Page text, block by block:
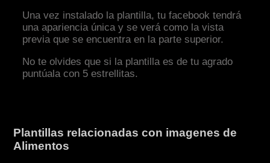
Una vez instalado la plantilla, tu facebook tendrá
una apariencia única y se verá como la vista
previa que se encuentra en la parte superior.
No te olvides que si la plantilla es de tu agrado
puntúala con 5 estrellitas.
Plantillas relacionadas con imagenes de
Alimentos